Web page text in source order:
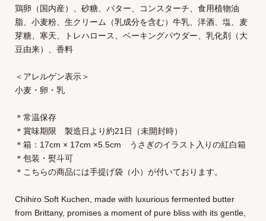
鶏卵（国内産）、砂糖、バター、コンスターチ、食用植物油
脂、小麦粉、生クリーム（乳成分を含む）牛乳、洋酒、塩、麦
芽糖、寒天、トレハロース、ベーキングパウダー、乳化剤（大
豆由来）、香料
＜アレルゲン表示＞
小麦・卵・乳
＊常温保存
＊賞味期限 製造日より約21日（未開封時）
＊箱：17cm × 17cm ×5.5cm うさぎのイラスト入りの紅白箱
＊包装・熨斗可
＊こちらの商品には手提げ袋（小）が付いております。
Chihiro Soft Kuchen, made with luxurious fermented butter
from Brittany, promises a moment of pure bliss with its gentle,